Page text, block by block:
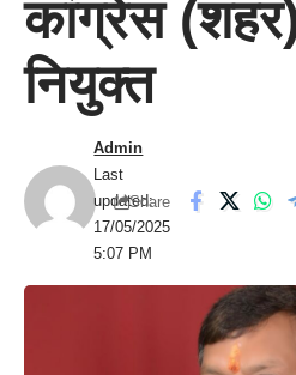
कांग्रेस
नियुक्त
Last
updated:
17/05/2025
5:07 PM
Admin
Share